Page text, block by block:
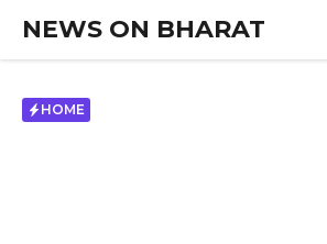
content
NEWS ON BHARAT
HOME